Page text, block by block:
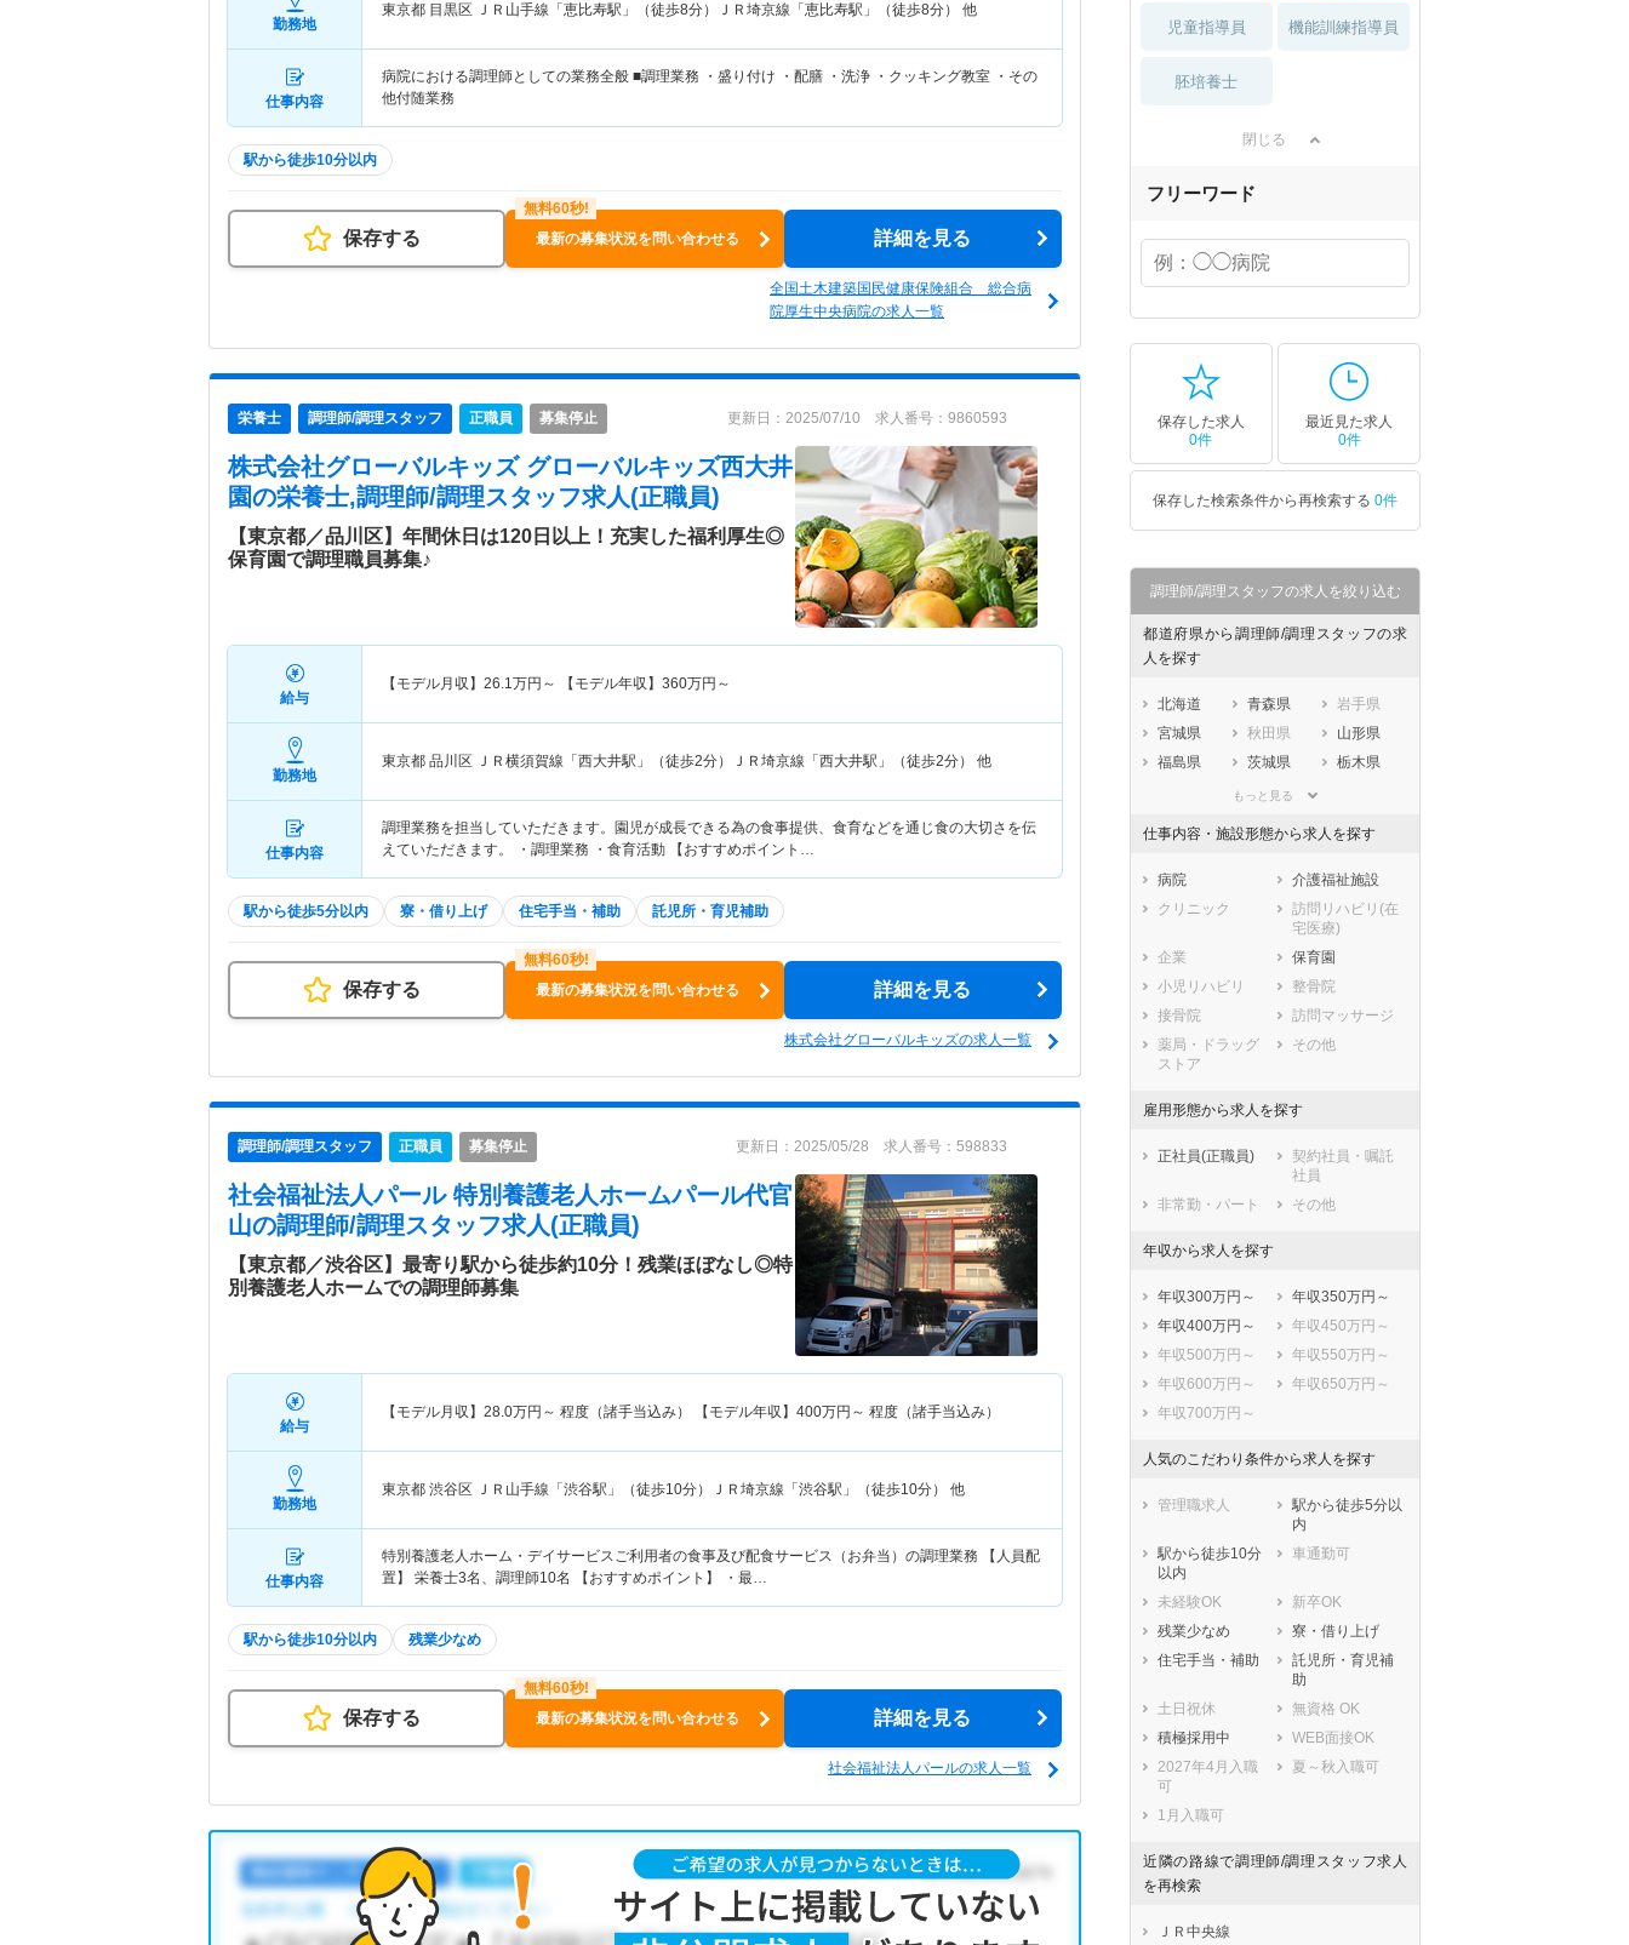
勤務地
東京都 目黒区 ＪＲ山手線「恵比寿駅」（徒歩8分）ＪＲ埼京線「恵比寿駅」（徒歩8分） 他
仕事内容
病院における調理師としての業務全般 ■調理業務 ・盛り付け ・配膳 ・洗浄 ・クッキング教室 ・その
他付随業務
駅から徒歩10分以内
保存する 最新の募集状況を問い合わせる 詳細を見る
全国土木建築国民健康保険組合 総合病
院厚生中央病院の求人一覧
栄養士 調理師/調理スタッフ 正職員 募集停止 更新日：2025/07/10 求人番号：9860593
株式会社グローバルキッズ グローバルキッズ西大井
園の栄養士,調理師/調理スタッフ求人(正職員)
【東京都／品川区】年間休日は120日以上！充実した福利厚生◎
保育園で調理職員募集♪
給与
【モデル月収】 26.1万円～ 【モデル年収】 360万円～
勤務地
東京都 品川区 ＪＲ横須賀線「西大井駅」（徒歩2分）ＪＲ埼京線「西大井駅」（徒歩2分） 他
仕事内容
調理業務を担当していただきます。園児が成長できる為の食事提供、食育などを通じ食の大切さを伝
えていただきます。 ・調理業務 ・食育活動 【おすすめポイント…
駅から徒歩5分以内 寮・借り上げ 住宅手当・補助 託児所・育児補助
保存する 最新の募集状況を問い合わせる 詳細を見る
株式会社グローバルキッズの求人一覧
調理師/調理スタッフ 正職員 募集停止 更新日：2025/05/28 求人番号：598833
社会福祉法人パール 特別養護老人ホームパール代官
山の調理師/調理スタッフ求人(正職員)
【東京都／渋谷区】最寄り駅から徒歩約10分！残業ほぼなし◎特
別養護老人ホームでの調理師募集
給与
【モデル月収】 28.0万円～ 程度（諸手当込み） 【モデル年収】 400万円～ 程度（諸手当込み）
勤務地
東京都 渋谷区 ＪＲ山手線「渋谷駅」（徒歩10分）ＪＲ埼京線「渋谷駅」（徒歩10分） 他
仕事内容
特別養護老人ホーム・デイサービスご利用者の食事及び配食サービス（お弁当）の調理業務 【人員配
置】 栄養士3名、調理師10名 【おすすめポイント】 ・最…
駅から徒歩10分以内 残業少なめ
保存する 最新の募集状況を問い合わせる 詳細を見る
社会福祉法人パールの求人一覧
児童指導員 機能訓練指導員
胚培養士
閉じる
フリーワード
保存した求人
0件
最近見た求人
0件
保存した検索条件から再検索する 0件
調理師/調理スタッフの求人を絞り込む
都道府県から調理師/調理スタッフの求
人を探す
北海道 青森県
岩手県
宮城県
秋田県
山形県
福島県
茨城県
栃木県
埼玉県
石川県
福井県
岐阜県
静岡県
愛知県
三重県
大阪府
兵庫県
奈良県
鳥取県
島根県
広島県
山口県
徳島県
香川県
愛媛県
熊本県
大分県
もっと見る
仕事内容・施設形態から求人を探す
病院
介護福祉施設
クリニック
訪問リハビリ(在
宅医療)
企業
保育園
小児リハビリ
整骨院
接骨院
訪問マッサージ
薬局・ドラッグ
ストア
その他
雇用形態から求人を探す
正社員(正職員)
契約社員・嘱託
社員
非常勤・パート
その他
年収から求人を探す
年収300万円～
年収350万円～
年収400万円～
年収450万円～
年収500万円～
年収550万円～
年収600万円～
年収650万円～
年収700万円～
人気のこだわり条件から求人を探す
管理職求人
駅から徒歩5分以
内
駅から徒歩10分
以内
車通勤可
未経験OK
新卒OK
残業少なめ
寮・借り上げ
住宅手当・補助
託児所・育児補
助
土日祝休
無資格 OK
積極採用中
WEB面接OK
2027年4月入職
可
夏～秋入職可
1月入職可
近隣の路線で調理師/調理スタッフ求人
を再検索
ＪＲ中央線